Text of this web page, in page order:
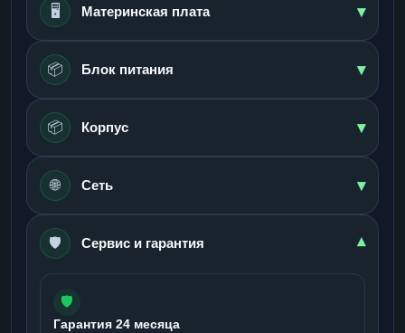
🖥️ Материнская плата ▾
📦 Блок питания ▾
📦 Корпус ▾
🌐 Сеть ▾
🛡️ Сервис и гарантия ▾
🛡️
Гарантия 24 месяца